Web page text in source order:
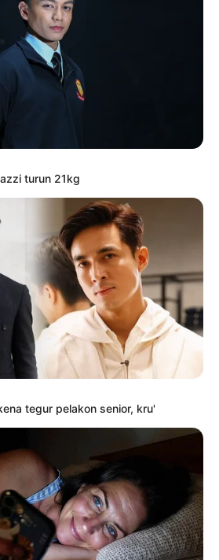
TERKINI
‘Buang sifat introvert, kena
tegur pelakon senior, kru’
8 Ogos 2026
‘Tak ambil hati orang bertanya
soal anak, mereka ambil berat’
8 Ogos 2026
pakar terapi…’
‘Bukan enggan berlakon, orang
yang tak panggil’
8 Ogos 2026